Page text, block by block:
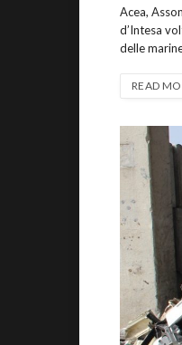
Acea,
d’Intesa
delle
READ